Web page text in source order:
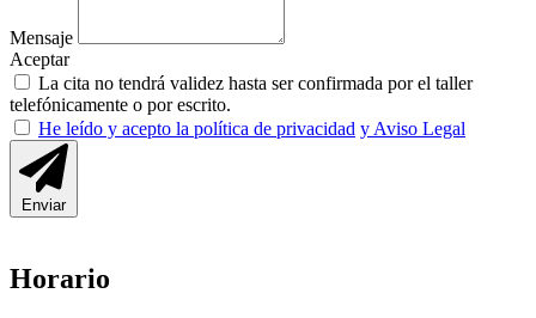
Mensaje
Aceptar
La cita no tendrá validez hasta ser confirmada por el taller
telefónicamente o por escrito.
He leído y acepto la política de privacidad y Aviso Legal
Enviar
Horario